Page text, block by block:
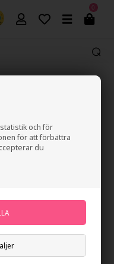
och för
för att förbättra
du
0